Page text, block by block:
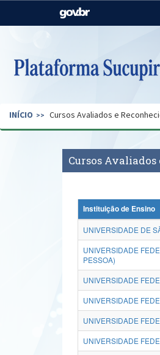
Casa Civil
Pecuária e Abastecimento
Secretaria de Governo
INÍCIO Cursos Avaliados e
Cursos Avaliados
Instituição de Ensino
UNIVERSIDADE DE
UNIVERSIDADE
PESSOA)
UNIVERSIDADE
UNIVERSIDADE
UNIVERSIDADE
UNIVERSIDADE